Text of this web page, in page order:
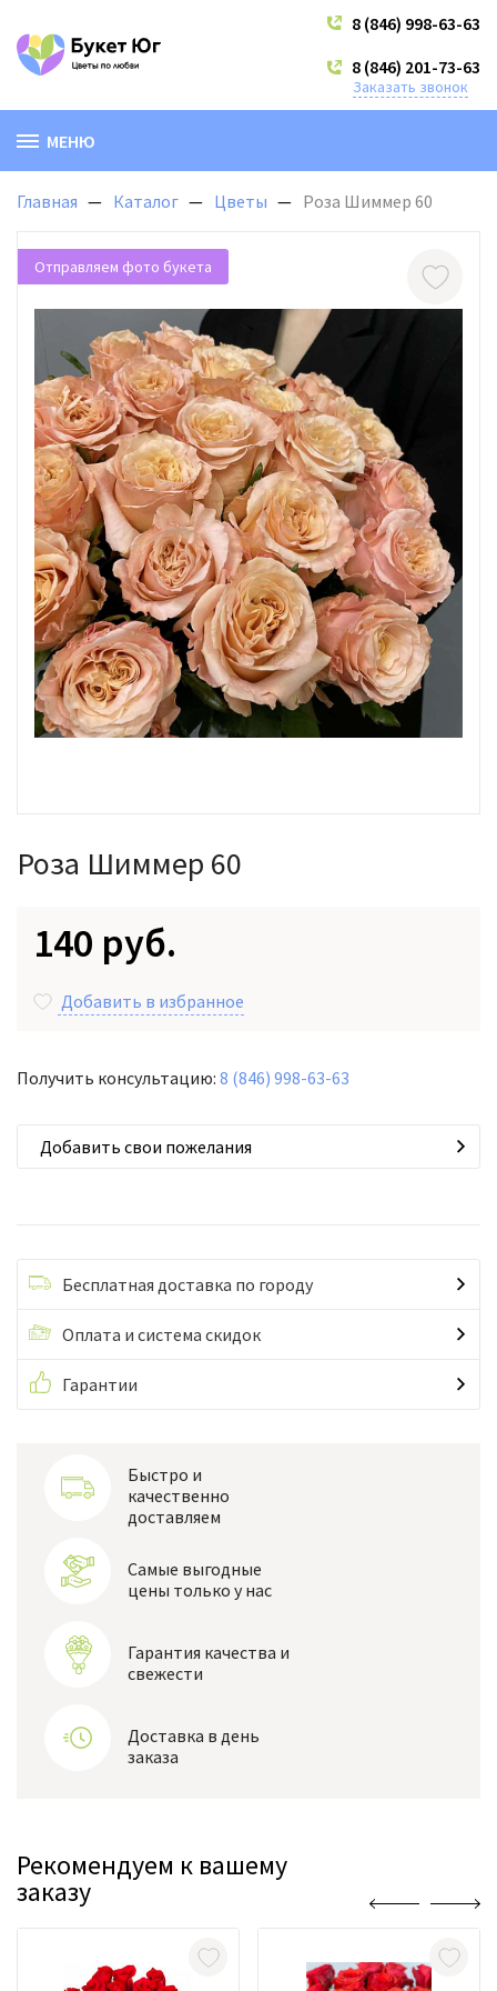
8 (846) 998-63-63
8 (846) 201-73-63
Заказать звонок
МЕНЮ
Главная Каталог Цветы Роза Шиммер 60
Отправляем фото букета
Роза Шиммер 60
140 руб.
Добавить в избранное
Получить консультацию: 8 (846) 998-63-63
Добавить свои пожелания
Бесплатная доставка по городу
Оплата и система скидок
Гарантии
Быстро и
качественно
доставляем
Самые выгодные
цены только у нас
Гарантия качества и
свежести
Доставка в день
заказа
Рекомендуем к вашему
заказу